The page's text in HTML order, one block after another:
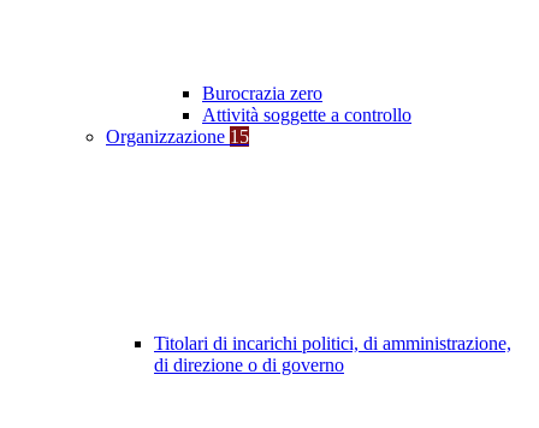
Burocrazia zero
Attività soggette a controllo
Organizzazione 15
Titolari di incarichi politici, di amministrazione,
di direzione o di governo